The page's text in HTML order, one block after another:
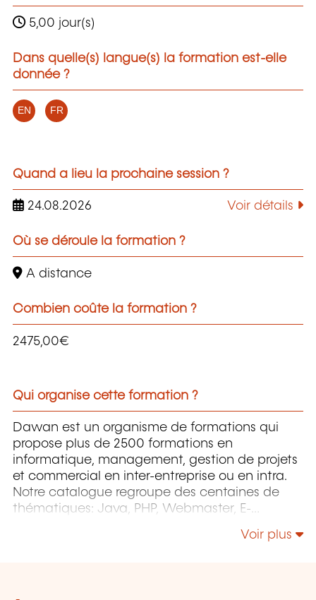
5,00 jour(s)
Dans quelle(s) langue(s) la formation est-elle
donnée ?
EN FR
Quand a lieu la prochaine session ?
24.08.2026 Voir détails
Où se déroule la formation ?
A distance
Combien coûte la formation ?
2475,00€
Qui organise cette formation ?
Dawan est un organisme de formations qui
propose plus de 2500 formations en
informatique, management, gestion de projets
et commercial en inter-entreprise ou en intra.
Notre catalogue regroupe des centaines de
thématiques: Java, PHP, Webmaster, E-
Autocad, Photoshop, l'intelligence artificielle,
Voir plus